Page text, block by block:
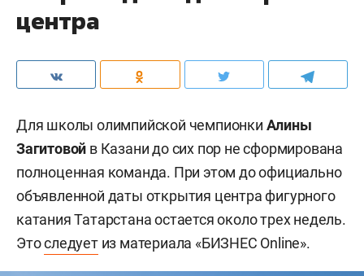
центра
Для школы олимпийской чемпионки Алины
Загитовой в Казани до сих пор не сформирована
полноценная команда. При этом до официально
объявленной даты открытия центра фигурного
катания Татарстана остается около трех недель.
Этоследуетиз материала «БИЗНЕС Online».